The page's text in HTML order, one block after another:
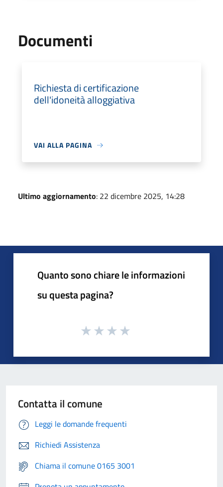
Documenti
Richiesta di certificazione
dell'idoneità alloggiativa
VAI ALLA PAGINA
Ultimo aggiornamento: 22 dicembre 2025, 14:28
Quanto sono chiare le informazioni
su questa pagina?
Contatta il comune
Leggi le domande frequenti
Richiedi Assistenza
Chiama il comune 0165 3001